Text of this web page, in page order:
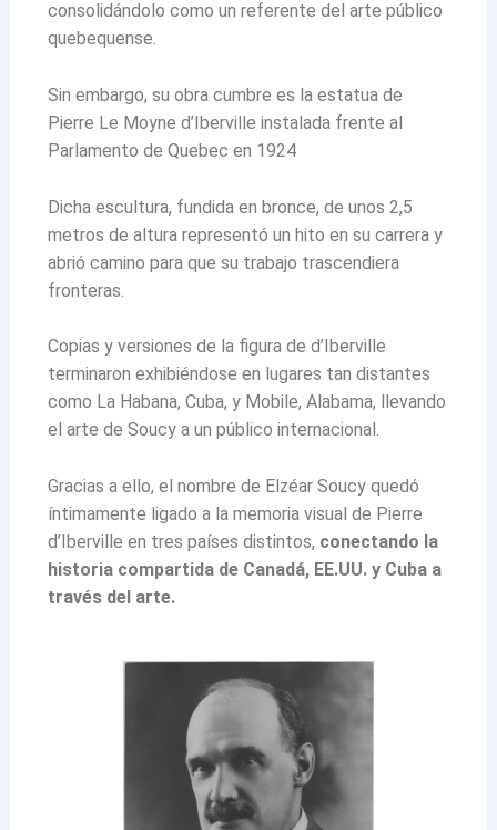
consolidándolo como un referente del arte público
quebequense.
Sin embargo, su obra cumbre es la estatua de
Pierre Le Moyne d’Iberville instalada frente al
Parlamento de Quebec en 1924
Dicha escultura, fundida en bronce, de unos 2,5
metros de altura representó un hito en su carrera y
abrió camino para que su trabajo trascendiera
fronteras.
Copias y versiones de la figura de d’Iberville
terminaron exhibiéndose en lugares tan distantes
como La Habana, Cuba, y Mobile, Alabama, llevando
el arte de Soucy a un público internacional.
Gracias a ello, el nombre de Elzéar Soucy quedó
íntimamente ligado a la memoria visual de Pierre
d’Iberville en tres países distintos, conectando la
historia compartida de Canadá, EE.UU. y Cuba a
través del arte.